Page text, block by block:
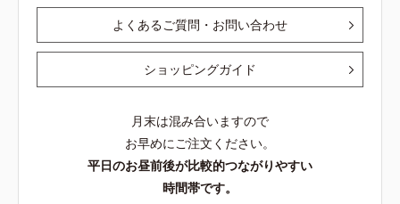
よくあるご質問・お問い合わせ
ショッピングガイド
月末は混み合いますので
お早めにご注文ください。
平日のお昼前後が比較的つながりやすい
時間帯です。